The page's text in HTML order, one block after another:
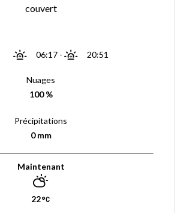
couvert
06:17- 20:51
Nuages
100 %
Précipitations
0 mm
Maintenant
22